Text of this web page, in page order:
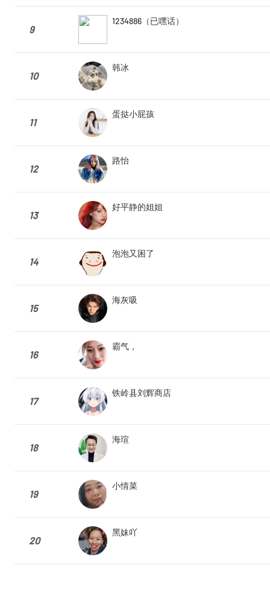
9
1234886（已嘿话）
10
韩冰
11
蛋挞小屁孩
12
路怡
13
好平静的姐姐
14
泡泡又困了
15
海灰吸
16
霸气，
17
铁岭县刘辉商店
18
海瑄
19
小情菜
20
黑妹吖